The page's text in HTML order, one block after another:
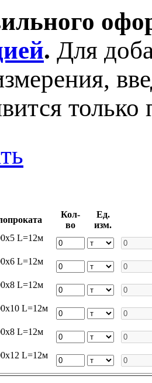
. Для
только
Кол-
во
Ед.
изм.
L=12м
L=12м
L=12м
L=12м
L=12м
L=12м